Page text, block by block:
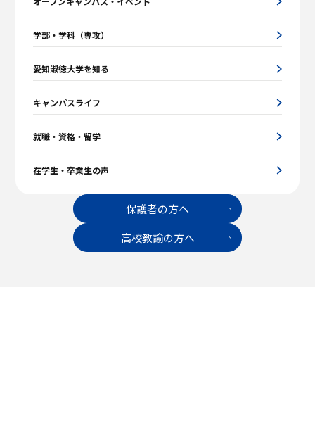
学部・学科（専攻）
愛知淑徳大学を知る
キャンパスライフ
就職・資格・留学
在学生・卒業生の声
保護者の方へ
高校教諭の方へ